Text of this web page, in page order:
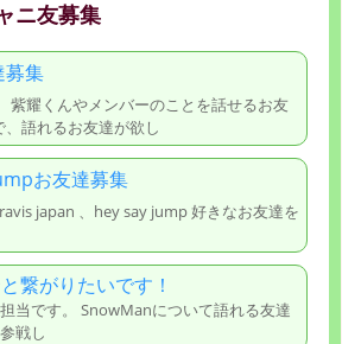
ニ友募集
募集
紫耀くんやメンバーのことを話せるお友
語れるお友達が欲し
お友達募集
japan 、hey say jump 好きなお友達を
繋がりたいです！
当です。 SnowManについて語れる友達
戦し